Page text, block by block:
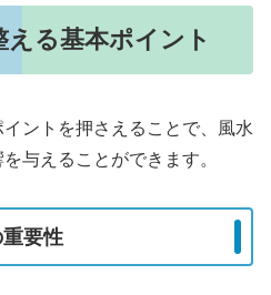
える基本ポイント
ントを押さえることで、風水
与えることができます。
要性